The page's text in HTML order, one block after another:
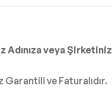
Adınıza veya
Garantili ve Faturalıdır.